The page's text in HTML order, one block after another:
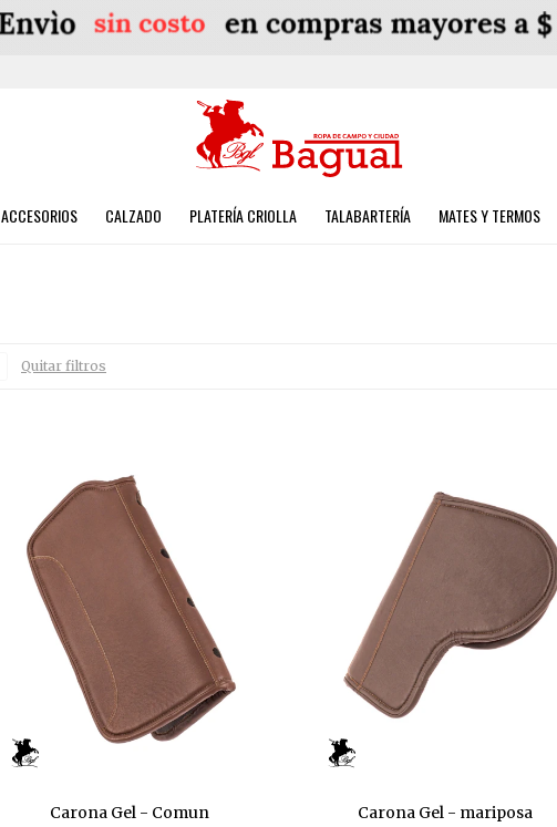
ACCESORIOS CALZADO PLATERÍA CRIOLLA TALABARTERÍA MATES Y TERMOS
Quitar filtros
Carona Gel - Comun Carona Gel - mariposa